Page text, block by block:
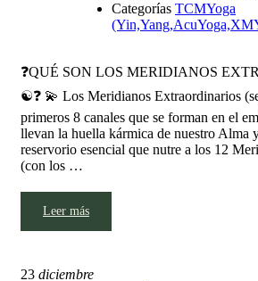
Categorías TCMYoga
❓QUÉ SON LOS MERIDIANOS
☯️❓ 💫 Los Meridianos Extraordinarios
primeros 8 canales que se forman en el
llevan la huella kármica de nuestro Alma
reservorio esencial que nutre a los 12
(con los …
Leer más
23 diciembre